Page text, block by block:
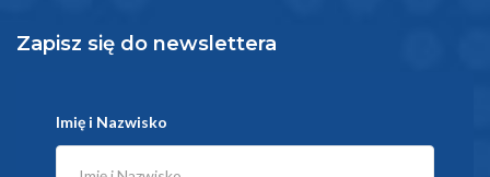
Zapisz się do newslettera
Imię i Nazwisko